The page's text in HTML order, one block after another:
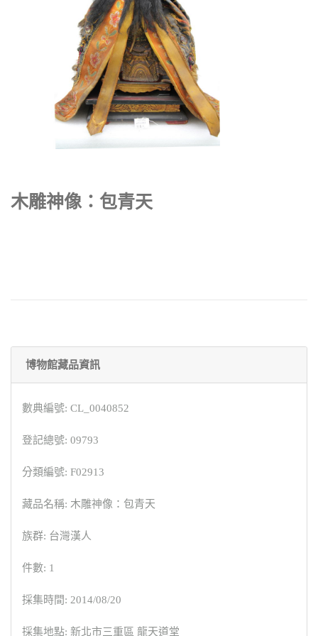
木雕神像：包青天
博物館藏品資訊
數典編號: CL_0040852
登記總號: 09793
分類編號: F02913
藏品名稱: 木雕神像：包青天
族群: 台灣漢人
件數: 1
採集時間: 2014/08/20
採集地點: 新北市三重區 龍天道堂